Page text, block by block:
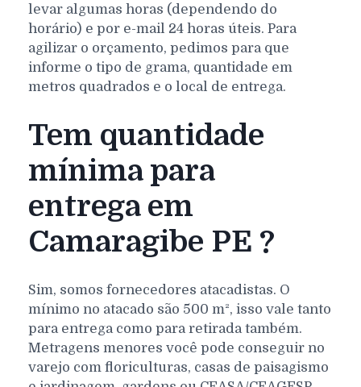
levar algumas horas (dependendo do
horário) e por e-mail 24 horas úteis. Para
agilizar o orçamento, pedimos para que
informe o tipo de grama, quantidade em
metros quadrados e o local de entrega.
Tem quantidade
mínima para
entrega em
Camaragibe PE ?
Sim, somos fornecedores atacadistas. O
mínimo no atacado são 500 m², isso vale tanto
para entrega como para retirada também.
Metragens menores você pode conseguir no
varejo com floriculturas, casas de paisagismo